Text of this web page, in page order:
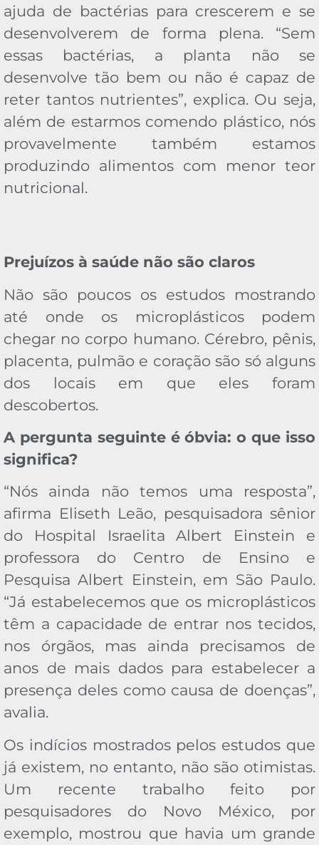
ajuda de bactérias para crescerem e se
desenvolverem de forma plena. “Sem
essas bactérias, a planta não se
desenvolve tão bem ou não é capaz de
reter tantos nutrientes”, explica. Ou seja,
além de estarmos comendo plástico, nós
provavelmente também estamos
produzindo alimentos com menor teor
nutricional.
Prejuízos à saúde não são claros
Não são poucos os estudos mostrando
até onde os microplásticos podem
chegar no corpo humano. Cérebro, pênis,
placenta, pulmão e coração são só alguns
dos locais em que eles foram
descobertos.
A pergunta seguinte é óbvia: o que isso
significa?
“Nós ainda não temos uma resposta”,
afirma Eliseth Leão, pesquisadora sênior
do Hospital Israelita Albert Einstein e
professora do Centro de Ensino e
Pesquisa Albert Einstein, em São Paulo.
“Já estabelecemos que os microplásticos
têm a capacidade de entrar nos tecidos,
nos órgãos, mas ainda precisamos de
anos de mais dados para estabelecer a
presença deles como causa de doenças”,
avalia.
Os indícios mostrados pelos estudos que
já existem, no entanto, não são otimistas.
Um recente trabalho feito por
pesquisadores do Novo México, por
exemplo, mostrou que havia um grande